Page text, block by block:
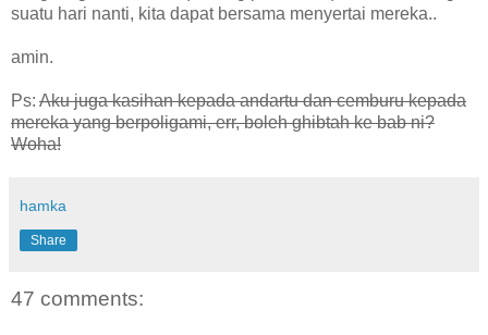
suatu hari nanti, kita dapat bersama menyertai mereka..
amin.
Ps: Aku juga kasihan kepada andartu dan cemburu kepada
mereka yang berpoligami, err, boleh ghibtah ke bab ni?
Woha!
hamka
Share
47 comments: